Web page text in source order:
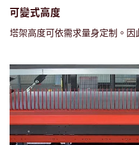
可變式高度
塔架高度可依需求量身定制。因